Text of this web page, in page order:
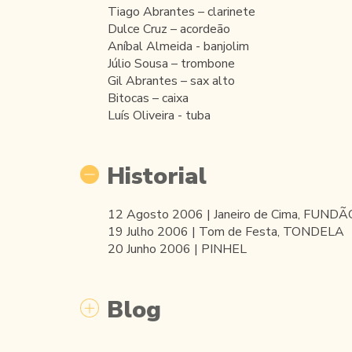
Tiago Abrantes – clarinete
Dulce Cruz – acordeão
Aníbal Almeida - banjolim
Júlio Sousa – trombone
Gil Abrantes – sax alto
Bitocas – caixa
Luís Oliveira - tuba
Historial
12 Agosto 2006 | Janeiro de Cima,
19 Julho 2006 | Tom de Festa, TONDELA
20 Junho 2006 | PINHEL
Blog